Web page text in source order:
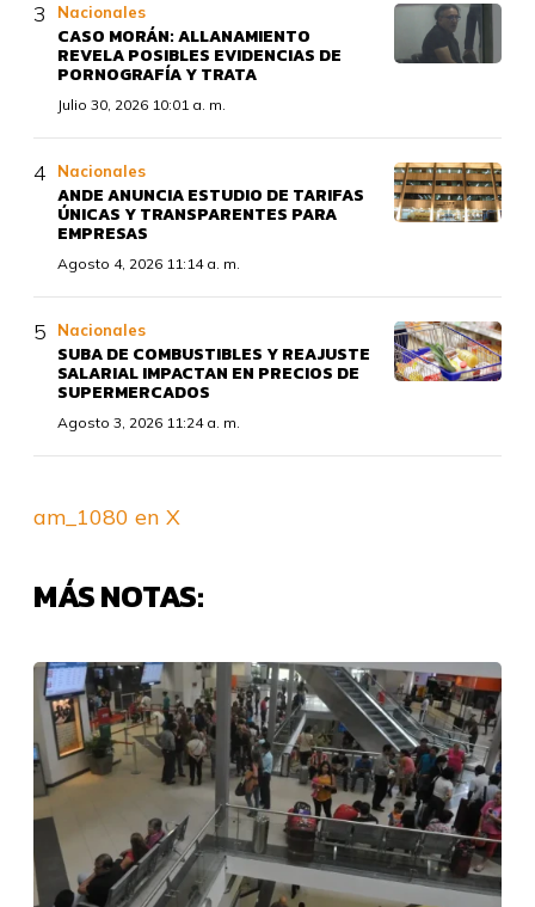
Nacionales
CASO MORÁN: ALLANAMIENTO
REVELA POSIBLES EVIDENCIAS DE
PORNOGRAFÍA Y TRATA
Julio 30, 2026 10:01 a. m.
Nacionales
ANDE ANUNCIA ESTUDIO DE TARIFAS
ÚNICAS Y TRANSPARENTES PARA
EMPRESAS
Agosto 4, 2026 11:14 a. m.
Nacionales
SUBA DE COMBUSTIBLES Y REAJUSTE
SALARIAL IMPACTAN EN PRECIOS DE
SUPERMERCADOS
Agosto 3, 2026 11:24 a. m.
am_1080 en X
MÁS NOTAS: